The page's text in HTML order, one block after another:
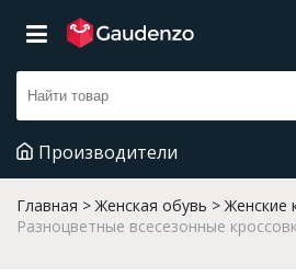
Производители
Главная Женская обувь
Женские
Разноцветные всесезонные